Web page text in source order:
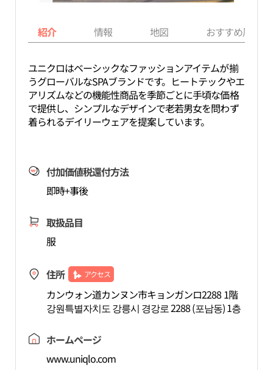
紹介 情報 地図 おすすめ周辺
ユニクロはベーシックなファッションアイテムが揃
うグローバルなSPAブランドです。ヒートテックやエ
アリズムなどの機能性商品を季節ごとに手頃な価格
で提供し、シンプルなデザインで老若男女を問わず
着られるデイリーウェアを提案しています。
付加価値税還付方法
即時+事後
取扱品目
服
住所 アクセス
カンウォン道カンヌン市キョンガンロ2288 1階
강원특별자치도 강릉시 경강로 2288 (포남동) 1층
ホームページ
www.uniqlo.com